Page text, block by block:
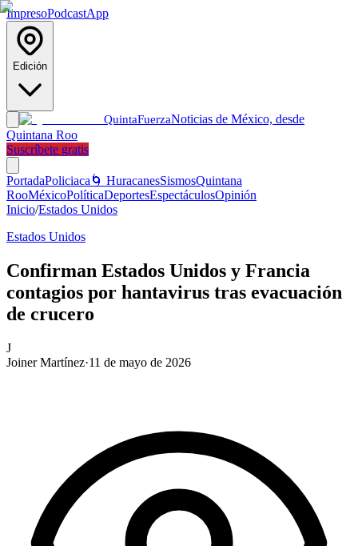
ImpresoPodcastApp
Edición
QuintaFuerzaNoticias de México, desde
Quintana Roo
Suscríbete gratis
PortadaPoliciaca 🌀 HuracanesSismosQuintana
RooMéxicoPolíticaDeportesEspectáculosOpinión
Inicio/Estados Unidos
Estados Unidos
Confirman Estados Unidos y Francia
contagios por hantavirus tras evacuación
de crucero
J
Joiner Martínez·11 de mayo de 2026